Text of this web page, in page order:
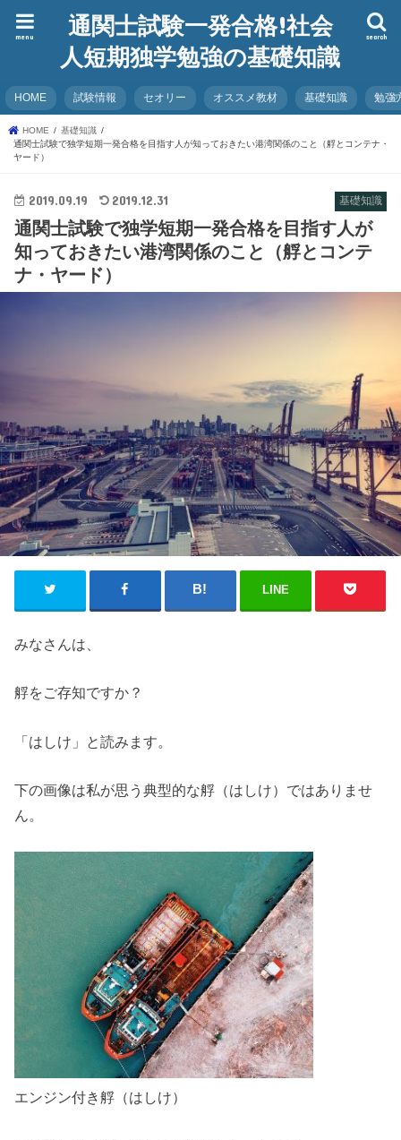
通関士試験一発合格!社会
人短期独学勉強の基礎知識
search
menu
HOME 試験情報 セオリー オススメ教材 基礎知識 勉強
HOME
基礎知識
通関士試験で独学短期一発合格を目指す人が知っておきたい港湾関係のこと（艀とコンテナ・
ヤード）
基礎知識
2019.09.19 2019.12.31
通関士試験で独学短期一発合格を目指す人が
知っておきたい港湾関係のこと（艀とコンテ
ナ・ヤード）
LINE
みなさんは、
艀をご存知ですか？
「はしけ」と読みます。
下の画像は私が思う典型的な艀（はしけ）ではありませ
ん。
エンジン付き艀（はしけ）